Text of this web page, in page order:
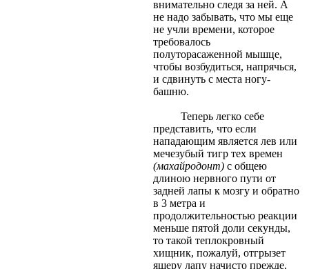
внимательно следя за ней. А
не надо забывать, что мы еще
не учли времени, которое
требовалось
полуторасаженной мышце,
чтобы возбудиться, напрячься,
и сдвинуть с места ногу-
башню.
Теперь легко себе
представить, что если
нападающим является лев или
мечезубый тигр тех времен
(махайродонт)с общею
длиною нервного пути от
задней лапы к мозгу и обратно
в 3 метра и
продолжительностью реакции
меньше пятой доли секунды,
то такой теплокровный
хищник, пожалуй, отгрызет
ящеру лапу начисто прежде,